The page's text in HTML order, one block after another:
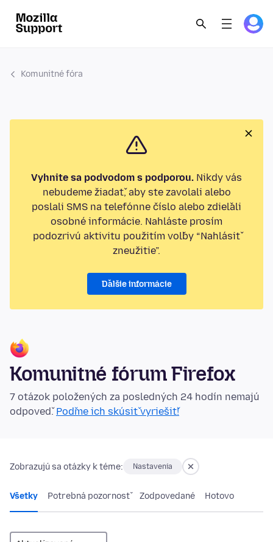
Komunitné fóra
Vyhnite sa podvodom s podporou. Nikdy vás
nebudeme žiadať, aby ste zavolali alebo
poslali SMS na telefónne číslo alebo zdieľali
osobné informácie. Nahláste prosím
podozrivú aktivitu použitím voľby “Nahlásiť
zneužitie”.
Ďalšie informácie
Komunitné fórum Firefox
7 otázok položených za posledných 24 hodín nemajú
odpoveď.Poďme ich skúsiť vyriešiť!
Zobrazujú sa otázky k téme: Nastavenia
Všetky Potrebná pozornosť Zodpovedané Hotovo